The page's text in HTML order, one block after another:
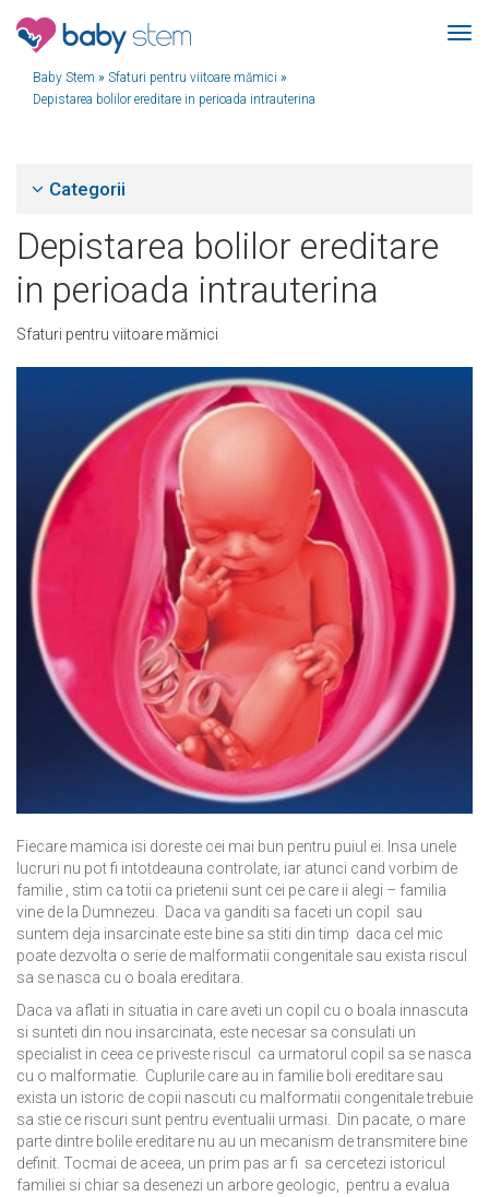
Baby Stem » Sfaturi pentru viitoare mămici »
Depistarea bolilor ereditare in perioada intrauterina
Categorii
Depistarea bolilor ereditare
in perioada intrauterina
Sfaturi pentru viitoare mămici
Fiecare mamica isi doreste cei mai bun pentru puiul ei. Insa unele
lucruri nu pot fi intotdeauna controlate, iar atunci cand vorbim de
familie , stim ca totii ca prietenii sunt cei pe care ii alegi – familia
vine de la Dumnezeu. Daca va ganditi sa faceti un copil sau
suntem deja insarcinate este bine sa stiti din timp daca cel mic
poate dezvolta o serie de malformatii congenitale sau exista riscul
sa se nasca cu o boala ereditara.
Daca va aflati in situatia in care aveti un copil cu o boala innascuta
si sunteti din nou insarcinata, este necesar sa consulati un
specialist in ceea ce priveste riscul ca urmatorul copil sa se nasca
cu o malformatie. Cuplurile care au in familie boli ereditare sau
exista un istoric de copii nascuti cu malformatii congenitale trebuie
sa stie ce riscuri sunt pentru eventualii urmasi. Din pacate, o mare
parte dintre bolile ereditare nu au un mecanism de transmitere bine
definit. Tocmai de aceea, un prim pas ar fi sa cercetezi istoricul
familiei si chiar sa desenezi un arbore geologic, pentru a evalua